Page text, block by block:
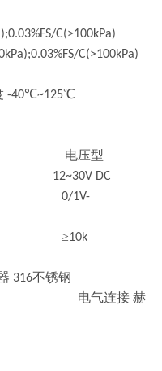
C(>100kPa)
C(>100kPa)
-40℃~125℃
电压型
DC
0/1V-
≥10k
316不锈钢
电气连接 赫